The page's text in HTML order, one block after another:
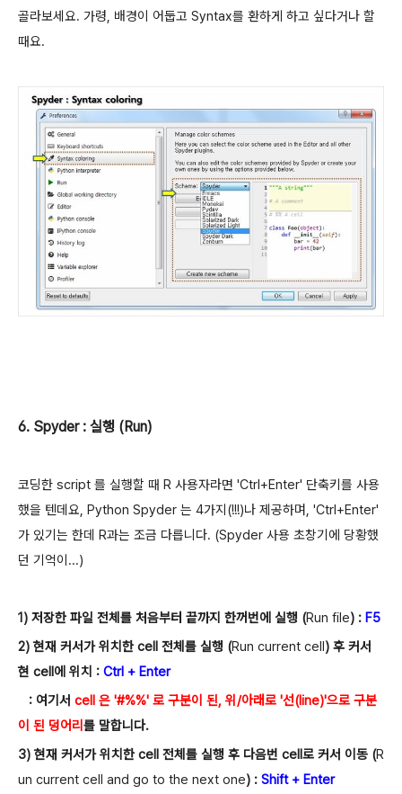
골라보세요. 가령, 배경이 어둡고 Syntax를 환하게 하고 싶다거나 할
때요.
6. Spyder : 실행 (Run)
코딩한 script 를 실행할 때 R 사용자라면 'Ctrl+Enter' 단축키를 사용
했을 텐데요, Python Spyder 는 4가지(!!!)나 제공하며, 'Ctrl+Enter'
가 있기는 한데 R과는 조금 다릅니다. (Spyder 사용 초창기에 당황했
던 기억이...)
1) 저장한 파일 전체를 처음부터 끝까지 한꺼번에 실행 (Run file) : F5
2) 현재 커서가 위치한 cell 전체를 실행 (Run current cell) 후 커서
현 cell에 위치 : Ctrl + Enter
: 여기서 cell 은 '#%%' 로 구분이 된, 위/아래로 '선(line)'으로 구분
이 된 덩어리를 말합니다.
3) 현재 커서가 위치한 cell 전체를 실행 후 다음번 cell로 커서 이동 (R
un current cell and go to the next one) : Shift + Enter